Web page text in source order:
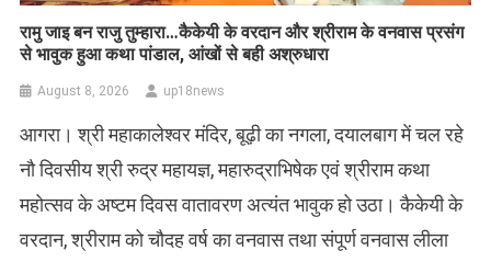
रामु जाइ बन राजु तुम्हारा…कैकेयी के वरदान और श्रीराम के वनवास प्रसंग
से भावुक हुआ कथा पांडाल, आंखों से बही अश्रुधारा
August 8, 2026 up18news
आगरा। श्री महाकालेश्वर मंदिर, बूढ़ी का नगला, दयालबाग में चल रहे
नौ दिवसीय श्री रुद्र महायज्ञ, महारुद्राभिषेक एवं श्रीराम कथा
महोत्सव के अष्टम दिवस वातावरण अत्यंत भावुक हो उठा। कैकेयी के
वरदान, श्रीराम को चौदह वर्ष का वनवास तथा संपूर्ण वनवास लीला